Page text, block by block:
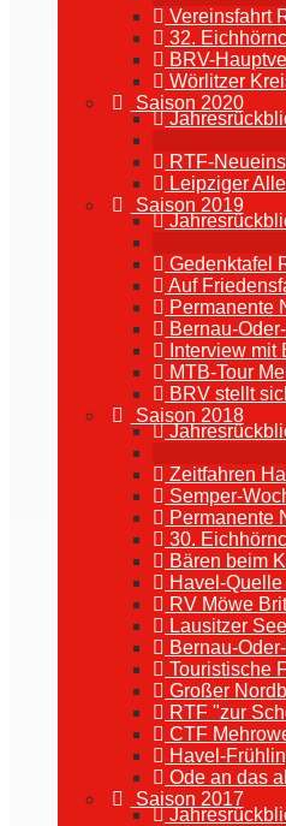
Vereinsfahrt
32.
BRV-
Wörlitzer
Saison 2020
RTF-
Leipziger
Saison 2019
Gedenktafel
Auf
Permanente
Bernau-
Interview mit
MTB-Tour
BRV stellt
Saison 2018
Zeitfahren
Semper-
Permanente
30.
Bären beim
Havel-
RV Möwe
Lausitzer
Bernau-
Touristische
Großer
RTF "zur
CTF
Havel-
Ode an das
Saison 2017